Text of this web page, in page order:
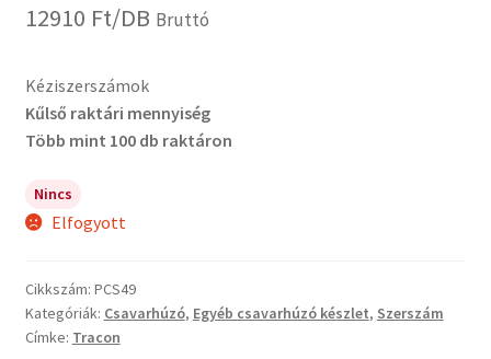
12910 Ft/DB Bruttó
Kéziszerszámok
Kűlső raktári mennyiség
Több mint 100 db raktáron
Nincs
Elfogyott
Cikkszám: PCS49
Kategóriák: Csavarhúzó, Egyéb csavarhúzó készlet, Szerszám
Címke: Tracon